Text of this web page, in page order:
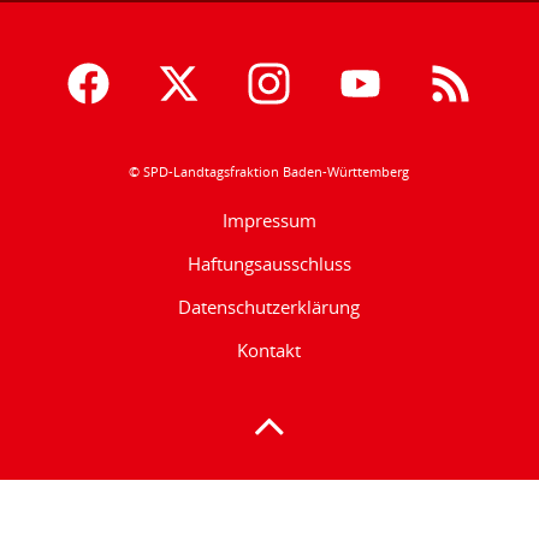
© SPD-Landtagsfraktion Baden-Württemberg
Impressum
Haftungsausschluss
Datenschutzerklärung
Kontakt